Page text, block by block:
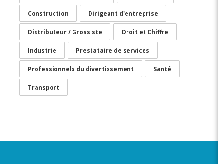
Construction Dirigeant d'entreprise
Distributeur / Grossiste Droit et Chiffre
Industrie Prestataire de services
Professionnels du divertissement Santé
Transport